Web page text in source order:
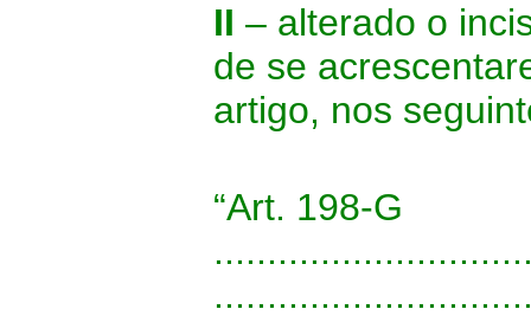
II – alterado o
de se
artigo, nos
“Art. 198-G